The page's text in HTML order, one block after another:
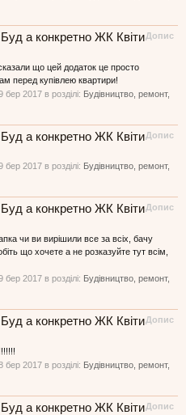
Допис
Буд а конкретно ЖК Квіти
що цей додаток це просто
перед купівлею квартири!
бер 2017 в розділі: Будівництво, ремонт,
Допис
Буд а конкретно ЖК Квіти
бер 2017 в розділі: Будівництво, ремонт,
Допис
Буд а конкретно ЖК Квіти
чи ви вирішили все за всіх, бачу
що хочете а не розказуйте тут всім,
бер 2017 в розділі: Будівництво, ремонт,
Допис
Буд а конкретно ЖК Квіти
бер 2017 в розділі: Будівництво, ремонт,
Допис
Буд а конкретно ЖК Квіти